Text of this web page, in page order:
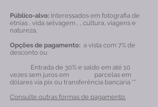
Público-alvo: Interessados em fotografia de
etnias , vida selvagem , , cultura, viagens e
natureza.
Opções de pagamento: a vista com 7% de
desconto ou
Entrada de 30% e saldo em até 10
vezes sem juros em parcelas em
dólares via pix ou transferência bancária **
Consulte outras formas de pagamento.